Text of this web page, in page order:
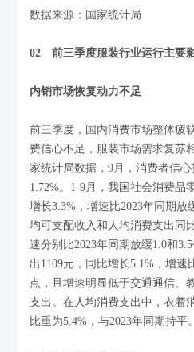
数据来源：国家统计局
02 前三季度服装行业运行主要
内销市场恢复动力不足
前三季度，国内消费市场整体疲
费信心不足，服装市场需求复苏
家统计局数据，9月，消费者信
1.72%。1-9月，我国社会消费品
增长3.3%，增速比2023年同期放
均可支配收入和人均消费支出同
速分别比2023年同期放缓1.0和
出1109元，同比增长5.1%，增速
点，且增速明显低于交通通信、
支出。在人均消费支出中，衣着
比重为5.4%，与2023年同期持平。